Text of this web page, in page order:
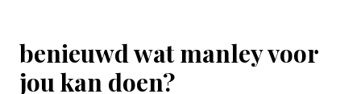
benieuwd wat manley voor
jou kan doen?